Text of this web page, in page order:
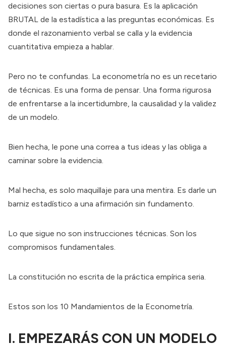
decisiones son ciertas o pura basura. Es la aplicación
BRUTAL de la estadística a las preguntas económicas. Es
donde el razonamiento verbal se calla y la evidencia
cuantitativa empieza a hablar.
Pero no te confundas. La econometría no es un recetario
de técnicas. Es una forma de pensar. Una forma rigurosa
de enfrentarse a la incertidumbre, la causalidad y la validez
de un modelo.
Bien hecha, le pone una correa a tus ideas y las obliga a
caminar sobre la evidencia.
Mal hecha, es solo maquillaje para una mentira. Es darle un
barniz estadístico a una afirmación sin fundamento.
Lo que sigue no son instrucciones técnicas. Son los
compromisos fundamentales.
La constitución no escrita de la práctica empírica seria.
Estos son los 10 Mandamientos de la Econometría.
I. EMPEZARÁS CON UN MODELO